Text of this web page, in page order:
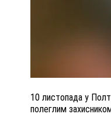
10 листопада у
полеглим
ПОЛІЦІЯ
ЛЮДМИЛУ